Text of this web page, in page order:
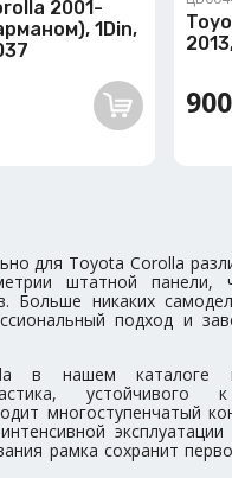
2001-
1Din,
для Toyota Corolla
штатной панели,
Больше никаких
подход и
в нашем каталоге
устойчивого
многоступенчатый
рамка сохранит